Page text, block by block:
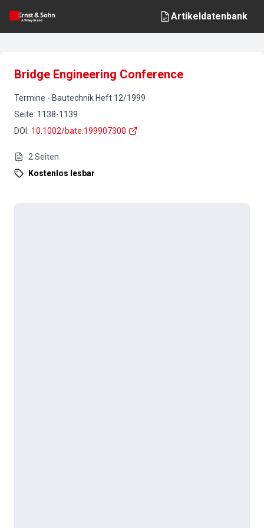
Artikeldatenbank
Bridge Engineering Conference
Termine - Bautechnik Heft 12/1999
Seite: 1138-1139
DOI : 10.1002/bate.199907300
2 Seiten
Kostenlos lesbar